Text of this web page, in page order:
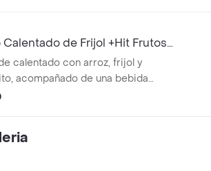
de Frijol +Hit Frutos
500ml
calentado con arroz, frijol y
acompañado de una bebida
Tropicales de 500 ml.